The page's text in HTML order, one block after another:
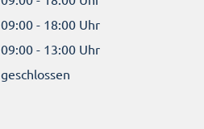
09:00 - 18:00 Uhr
09:00 - 13:00 Uhr
geschlossen